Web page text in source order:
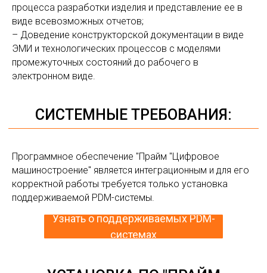
процесса разработки изделия и представление ее в
виде всевозможных отчетов;
– Доведение конструкторской документации в виде
ЭМИ и технологических процессов с моделями
промежуточных состояний до рабочего в
электронном виде.
Программное обеспечение "Прайм "Цифровое
машиностроение" является интеграционным и для его
корректной работы требуется только установка
поддерживаемой PDM-системы.
Узнать о поддерживаемых PDM-
системах
КОМПОНЕНТЫ "ПРАЙМ
"ЦИФРОВОЕ МАШИНОСТРОЕНИЕ":